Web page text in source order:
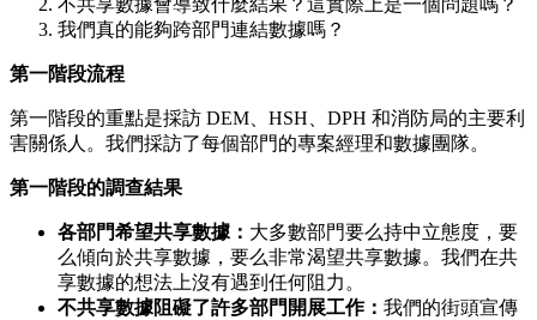
我們真的能夠跨部門連結數據嗎？
第一階段流程
第一階段的重點是採訪 DEM、HSH、DPH 和消防局的主要利
害關係人。我們採訪了每個部門的專案經理和數據團隊。
第一階段的調查結果
各部門希望共享數據： 大多數部門要么持中立態度，要
么傾向於共享數據，要么非常渴望共享數據。我們在共
享數據的想法上沒有遇到任何阻力。
不共享數據阻礙了許多部門開展工作： 我們的街頭宣傳